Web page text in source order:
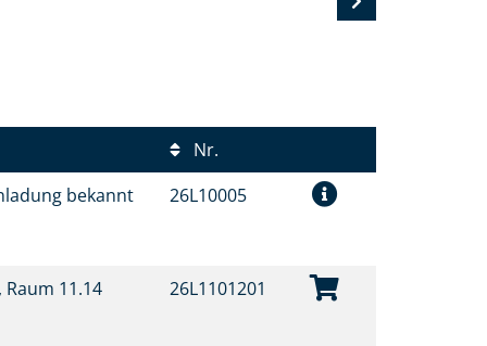
Nr.
bekannt
26L10005
11.14 26L1101201